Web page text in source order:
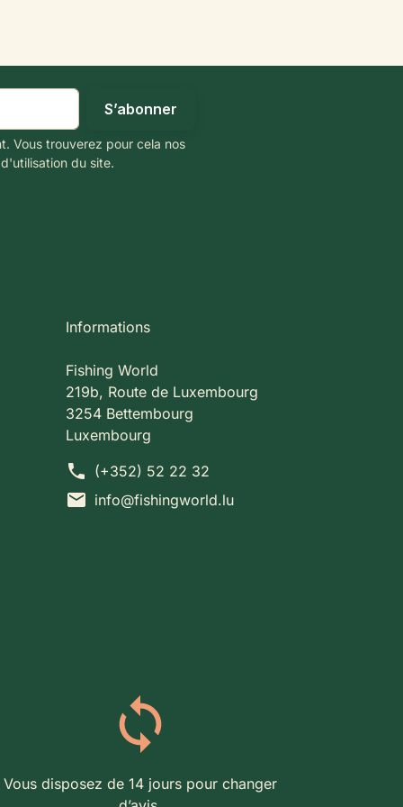
Vous trouverez pour cela nos
du site.
Informations
Fishing World
219b, Route de Luxembourg
3254 Bettembourg
Luxembourg
phone (+352) 52 22 32
mail info@fishingworld.lu
Vous disposez de 14 jours pour changer